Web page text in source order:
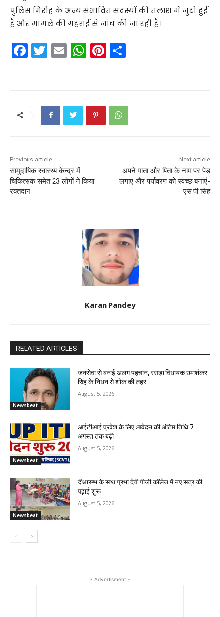
पुलिस गिरोह के अन्य संभावित सदस्यों की तलाश में जुटी हुई
है और मामले की गहराई से जांच की जा रही है।
F
a
k
T
w
E
m
W
h
A
p
Pi
nt
st
Previous article
सामुदायिक स्वास्थ्य केन्द्र में
चिकित्सक समेत 23 लोगों ने किया
रक्तदान
Next article
अपने माता और पिता के नाम पर पेड़
लगाए और पर्यावरण को स्वच्छ बनाएं-
एस पी सिंह
Karan Pandey
RELATED ARTICLES
Newsbeat
जनसेवा से बनाई अलग पहचान, रसड़ा विधायक उमाशंकर
सिंह के निधन से शोक की लहर
August 5, 2026
Newsbeat
आईटीआई प्रवेश के लिए आवेदन की अंतिम तिथि 7
अगस्त तक बढ़ी
August 5, 2026
Newsbeat
दीक्षारम्भ के साथ प्रभा देवी पीजी कॉलेज में नए सत्र की
पढ़ाई शुरू
August 5, 2026
- Advertisment -